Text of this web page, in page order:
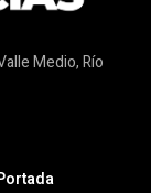
Medio, Río